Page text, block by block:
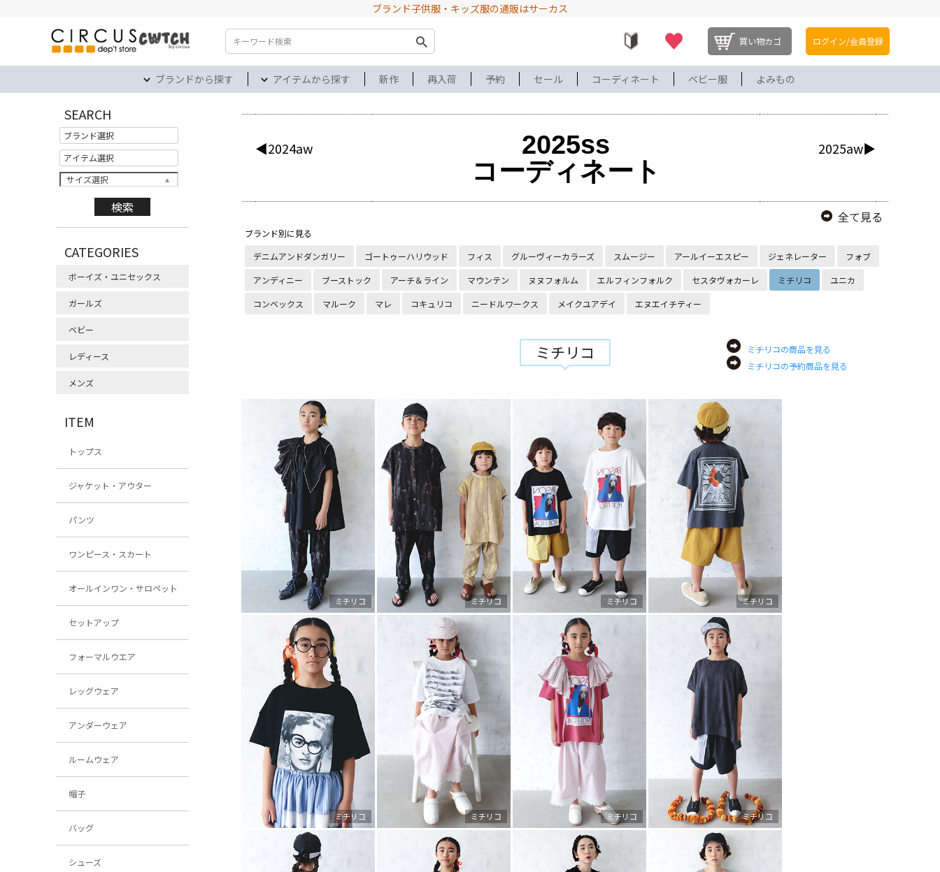
ブランド子供服・キッズ服の通販はサーカス
検索 買い物カゴ ログイン/会員登録
ブランドから探す アイテムから探す 新作 再入荷 予約 セール コーディネート ベビー服 よみもの
SEARCH
サイズ選択
CATEGORIES
ボーイズ・ユニセックス
ガールズ
ベビー
レディース
メンズ
ITEM
トップス
ジャケット・アウター
パンツ
ワンピース・スカート
オールインワン・サロペット
セットアップ
フォーマルウエア
レッグウェア
アンダーウェア
ルームウェア
帽子
バッグ
シューズ
◀2024aw
2025ss
コーディネート
2025aw▶
全て見る
ブランド別に見る
デニムアンドダンガリー
ゴートゥーハリウッド フィス グルーヴィーカラーズ スムージー アールイーエスピー ジェネレーター
フォブ
アンディニー
ブーストック アーチ＆ライン マウンテン ヌヌフォルム エルフィンフォルク セスタヴォカーレ ミチリコ
ユニカ
コンベックス
マルーク マレ コキュリコ ニードルワークス メイクユアデイ エヌエイチティー
ミチリコ
ミチリコの商品を見る
ミチリコの予約商品を見る
ミチリコ ミチリコ ミチリコ ミチリコ
ミチリコ ミチリコ ミチリコ ミチリコ